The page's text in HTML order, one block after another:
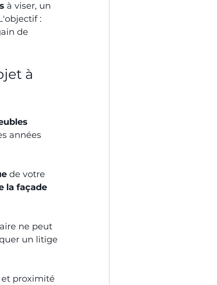
à viser, un
:
de
à
années
de votre
la façade
ne peut
un litige
proximité